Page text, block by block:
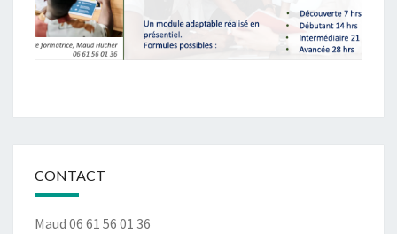
CONTACT
Maud 06 61 56 01 36